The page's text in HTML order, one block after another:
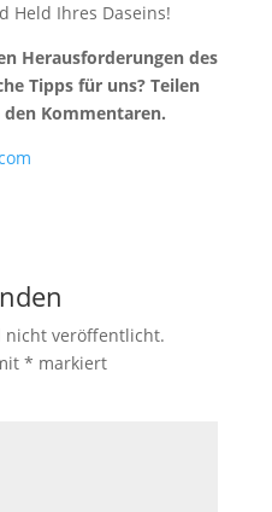
Held Ihres Daseins!
Herausforderungen des
Tipps für uns? Teilen
Kommentaren.
nicht veröffentlicht.
* markiert